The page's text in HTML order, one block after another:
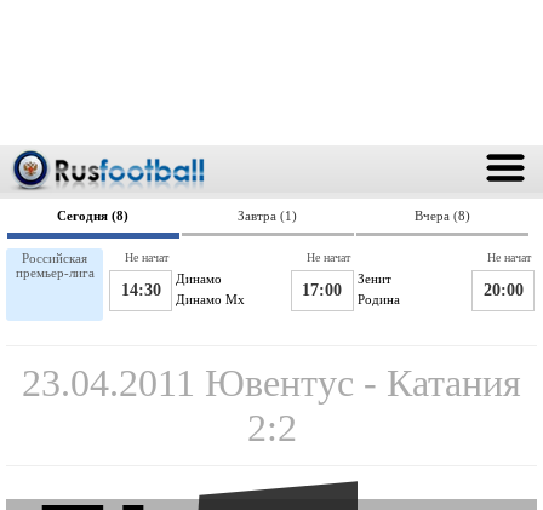
Сегодня (8) Завтра (1) Вчера (8)
Российская
премьер-лига
Динамо
14:30 Динамо Мх
Не начат
Зенит
17:00 Родина
Не начат
20:00
Не начат
23.04.2011 Ювентус - Катания
2:2